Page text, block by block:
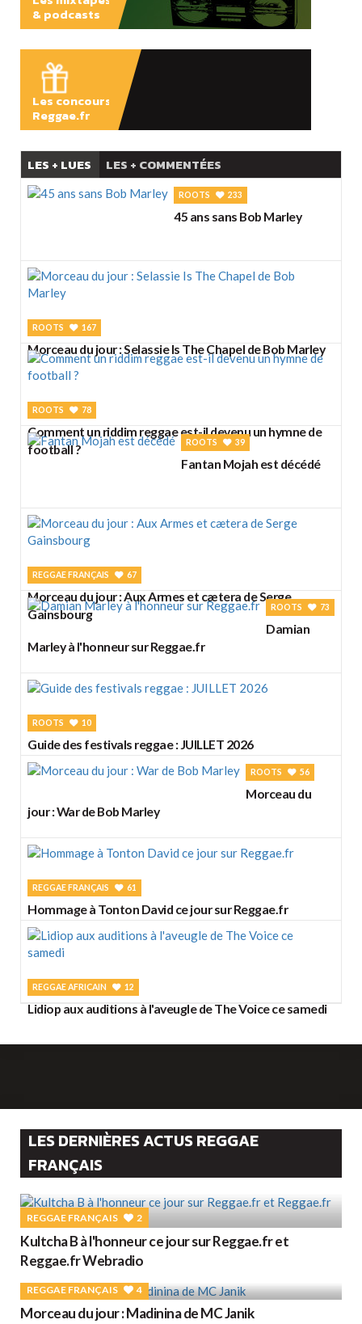
& podcasts
Les concours
Reggae.fr
LES + LUES LES + COMMENTÉES
ROOTS 233
45 ans sans Bob Marley
ROOTS 167
Morceau du jour : Selassie Is The Chapel de Bob Marley
ROOTS 78
Comment un riddim reggae est-il devenu un hymne de
football ?
ROOTS 39
Fantan Mojah est décédé
REGGAE FRANÇAIS 67
Morceau du jour : Aux Armes et cætera de Serge
Gainsbourg
ROOTS 73
Damian
Marley à l'honneur sur Reggae.fr
ROOTS 10
Guide des festivals reggae : JUILLET 2026
ROOTS 56
Morceau du
jour : War de Bob Marley
REGGAE FRANÇAIS 61
Hommage à Tonton David ce jour sur Reggae.fr
REGGAE AFRICAIN 12
Lidiop aux auditions à l'aveugle de The Voice ce samedi
LES DERNIÈRES ACTUS REGGAE
FRANÇAIS
REGGAE FRANÇAIS 2
Kultcha B à l'honneur ce jour sur Reggae.fr et
Reggae.fr Webradio
REGGAE FRANÇAIS 4
Morceau du jour : Madinina de MC Janik